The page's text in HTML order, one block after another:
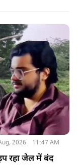
रहा है.
2026 11:47 AM
रहा जेल में बंद